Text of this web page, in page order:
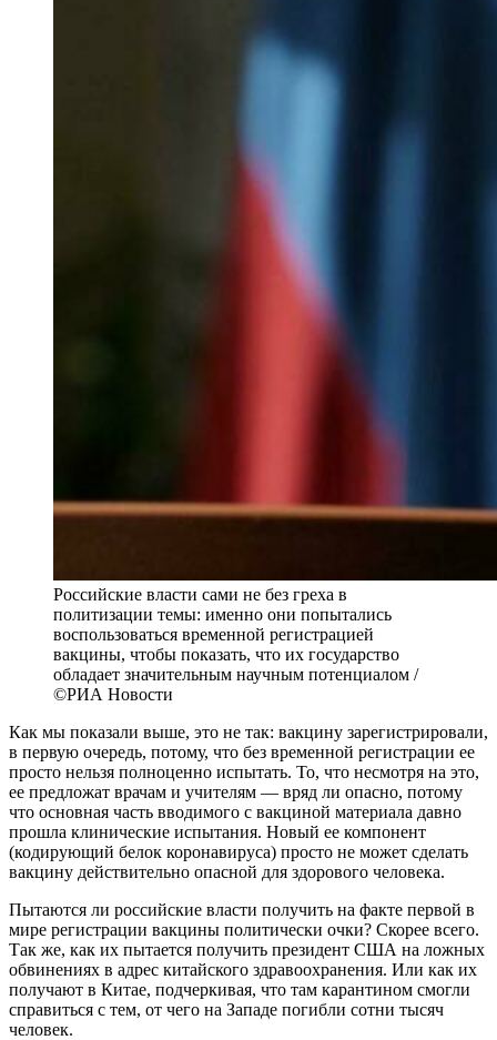
Российские власти сами не без греха в
политизации темы: именно они попытались
воспользоваться временной регистрацией
вакцины, чтобы показать, что их государство
обладает значительным научным потенциалом /
©РИА Новости
Как мы показали выше, это не так: вакцину зарегистрировали,
в первую очередь, потому, что без временной регистрации ее
просто нельзя полноценно испытать. То, что несмотря на это,
ее предложат врачам и учителям — вряд ли опасно, потому
что основная часть вводимого с вакциной материала давно
прошла клинические испытания. Новый ее компонент
(кодирующий белок коронавируса) просто не может сделать
вакцину действительно опасной для здорового человека.
Пытаются ли российские власти получить на факте первой в
мире регистрации вакцины политически очки? Скорее всего.
Так же, как их пытается получить президент США на ложных
обвинениях в адрес китайского здравоохранения. Или как их
получают в Китае, подчеркивая, что там карантином смогли
справиться с тем, от чего на Западе погибли сотни тысяч
человек.